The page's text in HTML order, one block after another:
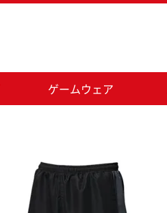
ゲームウェア